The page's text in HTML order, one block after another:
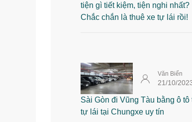
tiện gì tiết kiệm, tiện nghi nhất?
Chắc chắn là thuê xe tự lái rồi!
Văn Biển
21/10/
Sài Gòn đi Vũng Tàu bằng ô tô
tự lái tại Chungxe uy tín